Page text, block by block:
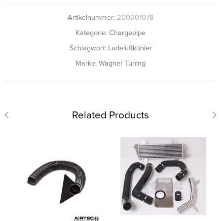
Artikelnummer: 200001078
Kategorie: Chargepipe
Schlagwort: Ladeluftkühler
Marke: Wagner Tuning
Related Products